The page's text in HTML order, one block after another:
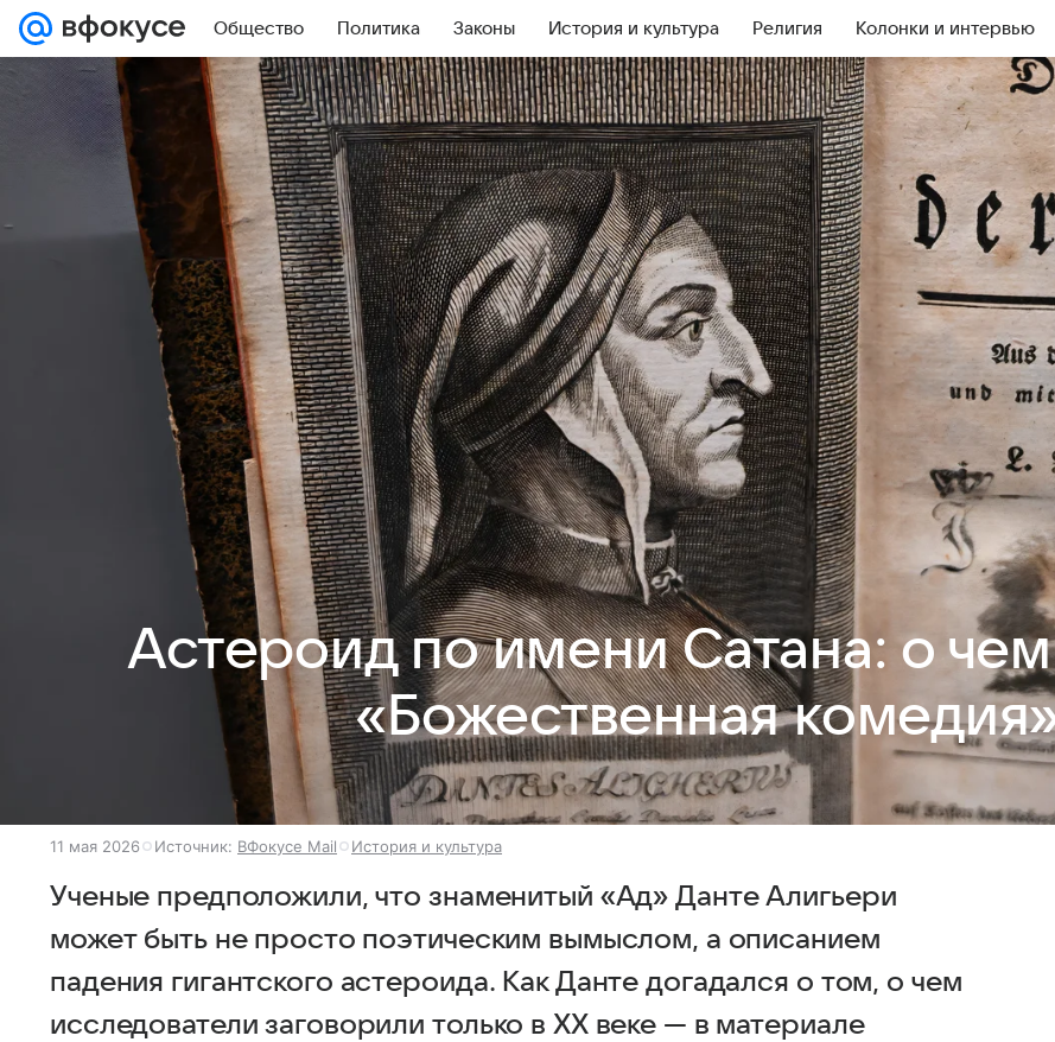
Общество Политика Законы История и культура Религия Колонки и интервью
Астероид по имени Сатана: о
«Божественная
11 мая 2026 Источник: ВФокусе Mail История и культура
Ученые предположили, что знаменитый «Ад» Данте Алигьери
может быть не просто поэтическим вымыслом, а описанием
падения гигантского астероида. Как Данте догадался о том, о чем
исследователи заговорили только в XX веке — в материале